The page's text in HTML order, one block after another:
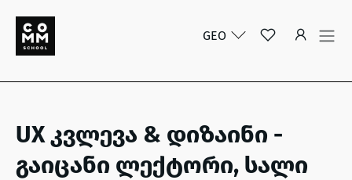
GEO
UX კვლევა & დიზაინი -
გაიცანი ლექტორი, სალი